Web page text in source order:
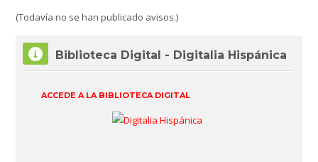
(Todavía no se han publicado avisos.)
Omitir Biblioteca Digital - Digitalia Hispánica
Biblioteca Digital - Digitalia Hispánica
ACCEDE A LA BIBLIOTECA DIGITAL